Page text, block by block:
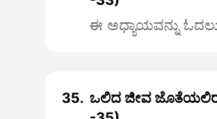
ಈ ಅಧ್ಯಾಯವನ್ನು
35. ಒಲಿದ ಜೀವ